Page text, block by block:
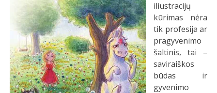
iliustracijų
kūrimas nėra
tik profesija ar
pragyvenimo
šaltinis, tai –
saviraiškos
būdas ir
gyvenimo